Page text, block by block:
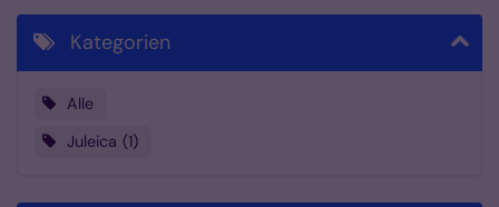
Kategorien
Alle
Juleica 1